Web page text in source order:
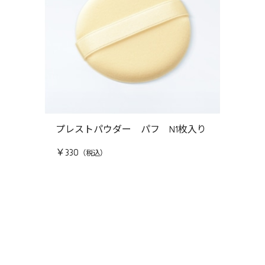
プレストパウダー パフ N1枚入り
￥330